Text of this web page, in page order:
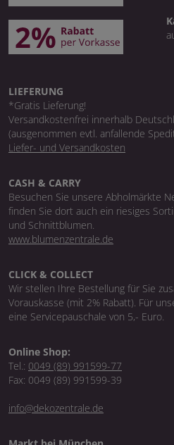
LIEFERUNG
*Gratis Lieferung!
Versandkostenfrei innerhalb
(ausgenommen evtl. anfallende
Liefer- und Versandkosten
CASH & CARRY
Besuchen Sie unsere Abholmärkte
finden Sie dort auch ein riesiges
und Schnittblumen.
www.blumenzentrale.de
CLICK & COLLECT
Wir stellen Ihre Bestellung für Sie
Vorauskasse (mit 2% Rabatt). Für
eine Servicepauschale von 5,- Euro.
Online Shop:
Tel.: 0049 (89) 991599-77
Fax: 0049 (89) 991599-39
info@dekozentrale.de